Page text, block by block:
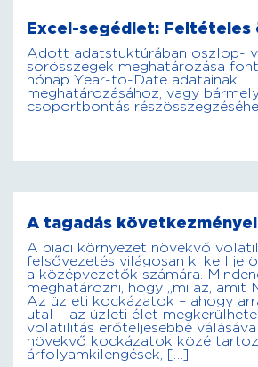
Excel-segédlet: Feltételes
Adott adatstuktúrában oszlop-
sorösszegek meghatározása
hónap Year-to-Date adatainak
meghatározásához, vagy
csoportbontás
A tagadás következményei
A piaci környezet növekvő
felsővezetés világosan ki kell
a középvezetők számára.
meghatározni, hogy „mi az, amit
Az üzleti kockázatok – ahogy
utal – az üzleti élet
volatilitás erőteljesebbé
növekvő kockázatok közé
árfolyamkilengések, […]